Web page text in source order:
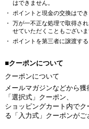
はできません。
ポイントと現金の交換はでき
万が一不正な処理で取得さ
せていただくこともございま
ポイントを第三者に譲渡する
■クーポンについて
クーポンについて
メールマガジンなどから
「選択式」クーポン、
ショッピングカート内で
る「入力式」クーポンがご